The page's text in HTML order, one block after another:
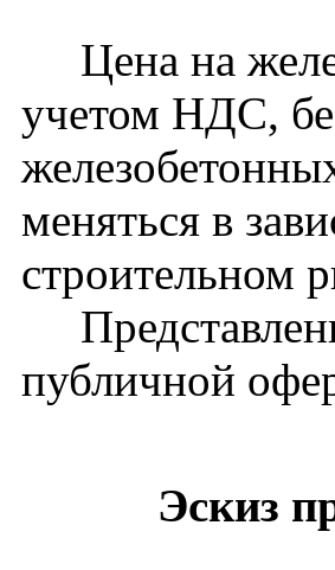
Цена на
учетом НДС,
меняться в
строительном
публичной
Эскиз